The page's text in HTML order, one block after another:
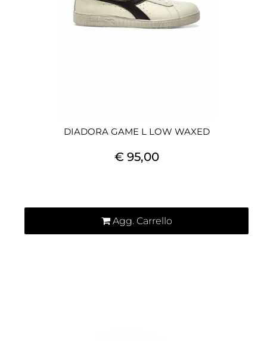
DIADORA GAME L LOW WAXED
€ 95,00
Agg. Carrello